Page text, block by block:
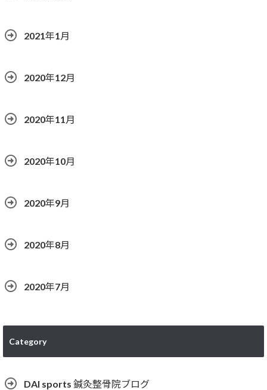
2021年1月
2020年12月
2020年11月
2020年10月
2020年9月
2020年8月
2020年7月
Category
DAI sports 鍼灸整骨院ブログ